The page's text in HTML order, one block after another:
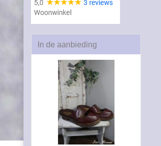
In de aanbieding